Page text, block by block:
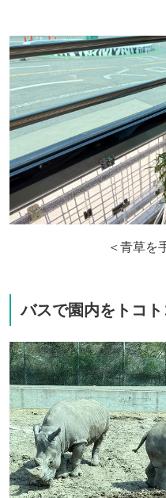
＜青草を
バスで園内をトコ